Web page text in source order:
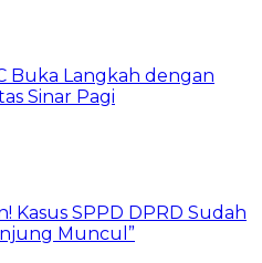
Buka Langkah dengan
Sinar Pagi
Kasus SPPD DPRD Sudah
Muncul”